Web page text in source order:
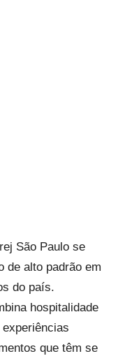
São Paulo se
de alto padrão em
do país.
hospitalidade
que têm se